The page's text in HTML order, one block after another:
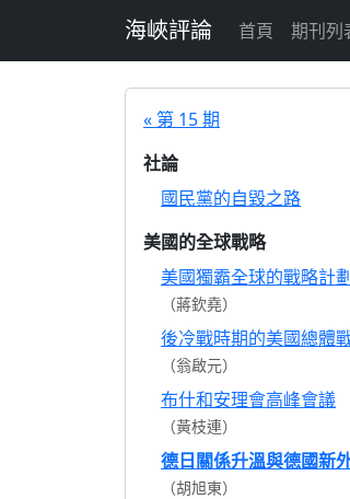
海峽評論 首頁 期刊列
« 第 15 期
社論
國民黨的自毀之路
美國的全球戰略
美國獨霸全球的戰略計
（蔣欽堯）
後冷戰時期的美國總體
（翁啟元）
布什和安理會高峰會議
（黃枝連）
德日關係升溫與德國新
（胡旭東）